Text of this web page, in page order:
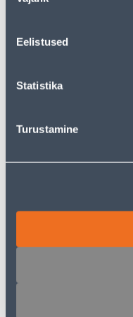
Eelistused
Statistika
Turustamine
VALG.REG NUPP DELTA
7.00 € /tk